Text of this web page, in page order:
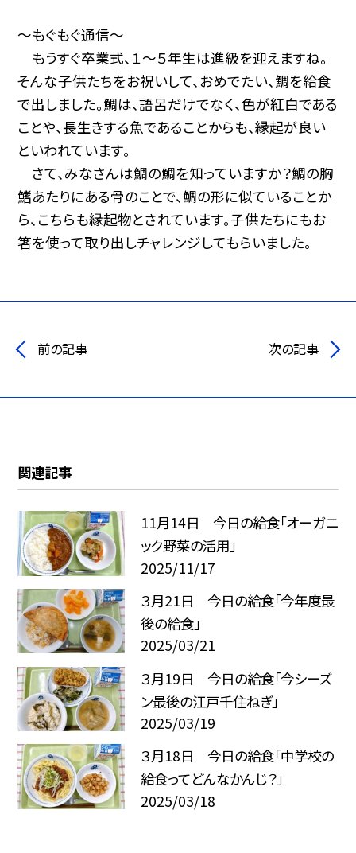
～もぐもぐ通信～
もうすぐ卒業式、１～５年生は進級を迎えますね。
そんな子供たちをお祝いして、おめでたい、鯛を給食
で出しました。鯛は、語呂だけでなく、色が紅白である
ことや、長生きする魚であることからも、縁起が良い
といわれています。
さて、みなさんは鯛の鯛を知っていますか？鯛の胸
鰭あたりにある骨のことで、鯛の形に似ていることか
ら、こちらも縁起物とされています。子供たちにもお
箸を使って取り出しチャレンジしてもらいました。
前の記事 次の記事
関連記事
11月14日 今日の給食「オーガニ
ック野菜の活用」
2025/11/17
３月21日 今日の給食「今年度最
後の給食」
2025/03/21
３月19日 今日の給食「今シーズ
ン最後の江戸千住ねぎ」
2025/03/19
３月18日 今日の給食「中学校の
給食ってどんなかんじ？」
2025/03/18